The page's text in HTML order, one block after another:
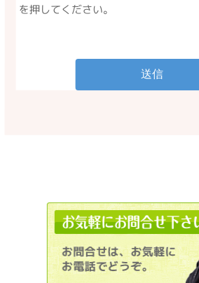
を押してください。